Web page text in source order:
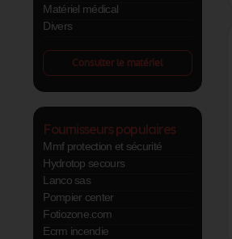
Matériel médical
Divers
Consulter le matériel
Fournisseurs populaires
Mmf protection et sécurité
Hydrotop secours
Lanco sas
Pompier center
Fotiozone.com
Ecrm incendie